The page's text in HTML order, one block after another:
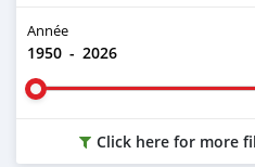
Année
1950 - 2026
Click here for more